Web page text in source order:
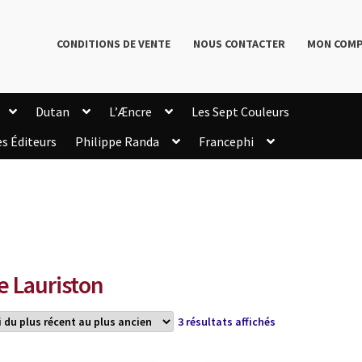
CONDITIONS DE VENTE NOUS CONTACTER MON
Dutan L’Æncre
Les Sept Couleurs
Éditeurs Philippe Randa
Francephi
Lauriston
3 résultats affichésTrié